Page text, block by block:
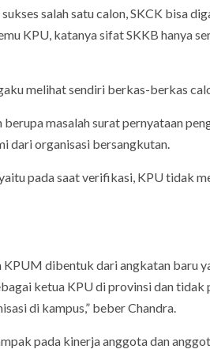
salah satu calon, SKCK bisa
KPU, katanya sifat SKKB hanya
melihat sendiri berkas-berkas
masalah surat pernyataan
dari organisasi bersangkutan.
pada saat verifikasi, KPU tidak
dibentuk dari angkatan baru
ketua KPU di provinsi dan
di kampus,” beber Chandra.
pada kinerja anggota dan